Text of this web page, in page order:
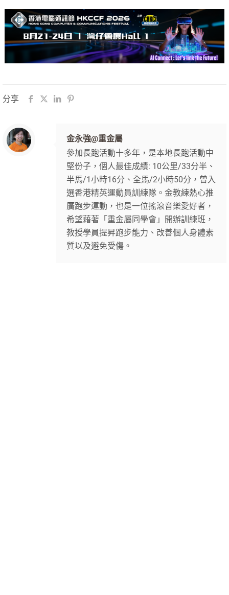
分享
金永強@重金屬
參加長跑活動十多年，是本地長跑活動中
堅份子，個人最佳成績: 10公里/33分半、
半馬/1小時16分、全馬/2小時50分，曾入
選香港精英運動員訓練隊。金教練熱心推
廣跑步運動，也是一位搖滾音樂愛好者，
希望藉著「重金屬同學會」開辦訓練班，
教授學員提昇跑步能力、改善個人身體素
質以及避免受傷。